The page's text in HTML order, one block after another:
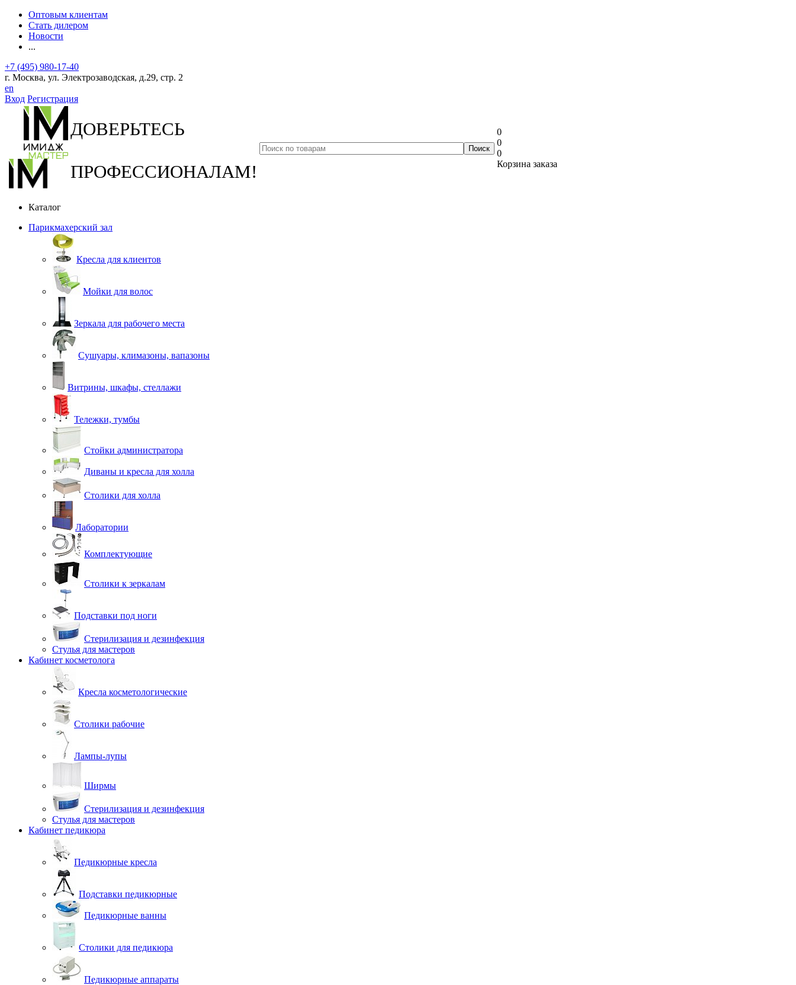
Оптовым клиентам
Стать дилером
Новости
...
+7 (495) 980-17-40
г. Москва, ул. Электрозаводская, д.29, стр. 2
en
Вход Регистрация
ДОВЕРЬТЕСЬ
ПРОФЕССИОНАЛАМ!
0
0
0
Корзина заказа
Каталог
Парикмахерский зал
Кресла для клиентов
Мойки для волос
Зеркала для рабочего места
Сушуары, климазоны, вапазоны
Витрины, шкафы, стеллажи
Тележки, тумбы
Стойки администратора
Диваны и кресла для холла
Столики для холла
Лаборатории
Комплектующие
Столики к зеркалам
Подставки под ноги
Стерилизация и дезинфекция
Стулья для мастеров
Кабинет косметолога
Кресла косметологические
Столики рабочие
Лампы-лупы
Ширмы
Стерилизация и дезинфекция
Стулья для мастеров
Кабинет педикюра
Педикюрные кресла
Подставки педикюрные
Педикюрные ванны
Столики для педикюра
Педикюрные аппараты